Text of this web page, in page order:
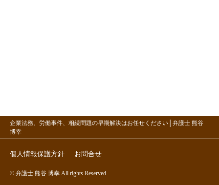
企業法務、労働事件、相続問題の早期解決はお任せください│弁護士 熊谷
博幸
個人情報保護方針 お問合せ
© 弁護士 熊谷 博幸 All rights Reserved.